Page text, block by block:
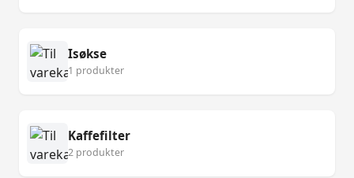
Isøkse
1 produkter
Kaffefilter
2 produkter